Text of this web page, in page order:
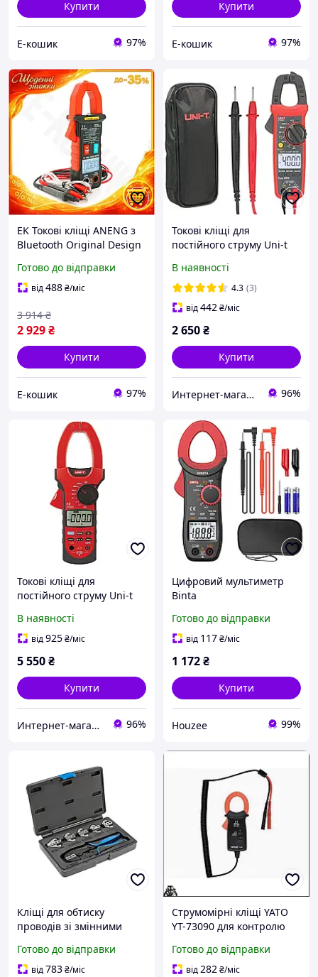
Купити
Е-кошик 97%
Купити
Е-кошик 97%
EK Токові кліщі ANENG з
Bluetooth Original Design
напруги струму та опору
з підсвічува HFX17_E
Готово до відправки
від488₴/міс
2 929₴
3 914 ₴
Купити
Е-кошик 97%
Токові кліщі для
постійного струму Uni-t
В наявності
4.3 (3)
від442₴/міс
2 650₴
Купити
Интернет-магазин "Radio82" 96%
Токові кліщі для
постійного струму Uni-t
В наявності
від925₴/міс
5 550₴
Купити
Интернет-магазин "Radio82" 96%
Цифровий мультиметр
Binta
кліщі для електриків з
вимірюванням струму до
Готово до відправки
від 117₴/міс
1 172₴
Купити
Houzee 99%
Кліщі для обтиску
проводів зі змінними
HT1P176
Готово до відправки
від783₴/міс
Струмомірні кліщі YATO
YT-73090 для контролю
з великим діаметром
дроту
Готово до відправки
від282₴/міс